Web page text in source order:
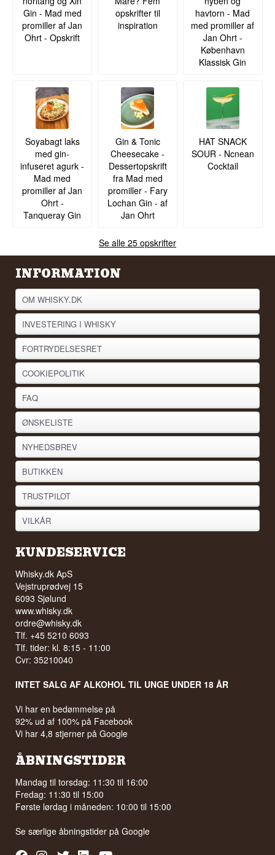
Gin - Mad med
promiller af Jan
Ohrt - Opskrift
opskrifter til
inspiration
havtorn - Mad
med promiller af
Jan Ohrt -
København
Klassisk Gin
Soyabagt laks
med gin-
infuseret agurk -
Mad med
promiller af Jan
Ohrt -
Tanqueray Gin
Gin & Tonic
Cheesecake -
Dessertopskrift
fra Mad med
promiller - Fary
Lochan Gin - af
Jan Ohrt
HAT SNACK
SOUR - Ncnean
Cocktail
Se alle 25 opskrifter
INFORMATION
OM WHISKY.DK
INVESTERING I WHISKY
FORTRYDELSESRET
COOKIEPOLITIK
FAQ
ØNSKELISTE
NYHEDSBREV
BUTIKKEN
TRUSTPILOT
VILKÅR
KUNDESERVICE
Whisky.dk ApS
Vejstruprødvej 15
6093 Sjølund
www.whisky.dk
ordre@whisky.dk
Tlf. +45 5210 6093
Tlf. tider: kl. 8:15 - 11:00
Cvr: 35210040
INTET SALG AF ALKOHOL TIL UNGE UNDER 18 ÅR
Vi har en bedømmelse på
92% ud af 100% på Facebook
Vi har 4,8 stjerner på Google
ÅBNINGSTIDER
Mandag til torsdag: 11:30 til 16:00
Fredag: 11:30 til 15:00
Første lørdag i måneden: 10:00 til 15:00
Se særlige åbningstider påGoogle